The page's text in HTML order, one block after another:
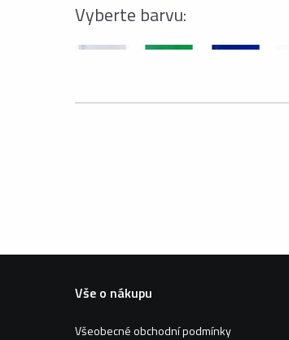
Vyberte barvu:
Vše o nákupu
Všeobecné obchodní podmínky